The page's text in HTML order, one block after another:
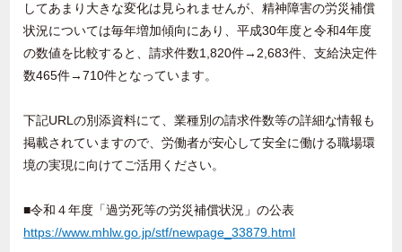
してあまり大きな変化は見られませんが、精神障害の労災補償
状況については毎年増加傾向にあり、平成30年度と令和4年度
の数値を比較すると、請求件数1,820件→2,683件、支給決定件
数465件→710件となっています。
下記URLの別添資料にて、業種別の請求件数等の詳細な情報も
掲載されていますので、労働者が安心して安全に働ける職場環
境の実現に向けてご活用ください。
■令和４年度「過労死等の労災補償状況」の公表
https://www.mhlw.go.jp/stf/newpage_33879.html